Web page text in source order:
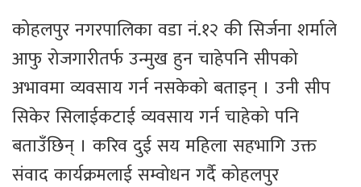
कोहलपुर नगरपालिका वडा नं.१२ की सिर्जना शर्माले
आफु रोजगारीतर्फ उन्मुख हुन चाहेपनि सीपको
अभावमा व्यवसाय गर्न नसकेको बताइन् । उनी सीप
सिकेर सिलाईकटाई व्यवसाय गर्न चाहेको पनि
बताउँछिन् । करिव दुई सय महिला सहभागि उक्त
संवाद कार्यक्रमलाई सम्वोधन गर्दै कोहलपुर